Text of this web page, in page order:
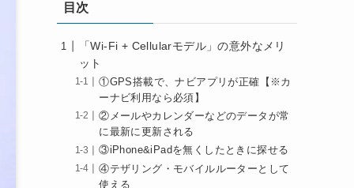
ー目次
「Wi-Fi + Cellularモデル」の意外なメリ
ット
①GPS搭載で、ナビアプリが正確【※カ
ーナビ利用なら必須】
②メールやカレンダーなどのデータが常
に最新に更新される
③iPhone&iPadを無くしたときに探せる
④テザリング・モバイルルーターとして
使える